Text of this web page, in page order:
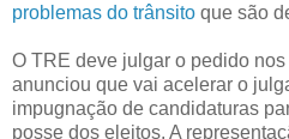
problemas do trânsito que são
O TRE deve julgar o pedido
anunciou que vai acelerar o
impugnação de candidaturas
posse dos eleitos. A